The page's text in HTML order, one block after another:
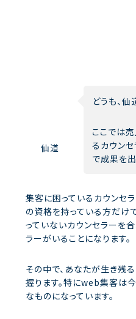
仙道
どうも、仙
ここでは
るカウン
で成果を
集客に困っているカウンセ
の資格を持っている方だけ
っていないカウンセラーを
ラーがいることになります。
その中で、あなたが生き残
握ります。特にweb集客は
なものになっています。